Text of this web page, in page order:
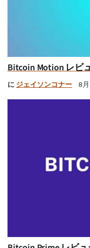
Bitcoin Motion レビ
に ジェイソンコナー 8